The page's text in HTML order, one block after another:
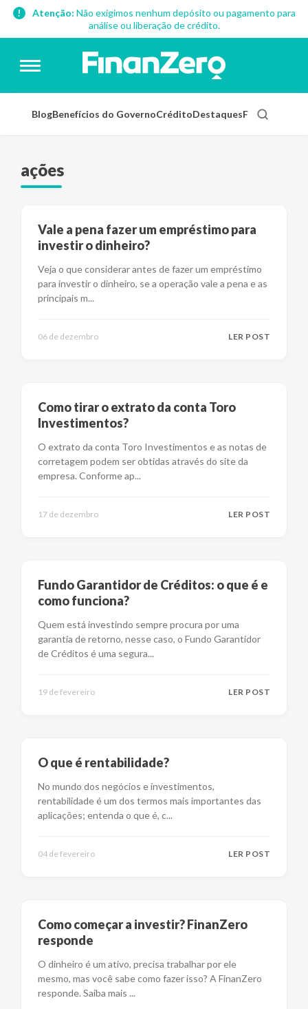
Atenção: Não exigimos nenhum depósito ou pagamento para
análise ou liberação de crédito.
BlogBenefícios do GovernoCréditoDestaquesFinanças
ações
Vale a pena fazer um empréstimo para
investir o dinheiro?
Veja o que considerar antes de fazer um empréstimo
para investir o dinheiro, se a operação vale a pena e as
principais m...
06 de dezembro LER POST
Como tirar o extrato da conta Toro
Investimentos?
O extrato da conta Toro Investimentos e as notas de
corretagem podem ser obtidas através do site da
empresa. Conforme ap...
17 de dezembro LER POST
Fundo Garantidor de Créditos: o que é e
como funciona?
Quem está investindo sempre procura por uma
garantia de retorno, nesse caso, o Fundo Garantidor
de Créditos é uma segura...
19 de fevereiro LER POST
O que é rentabilidade?
No mundo dos negócios e investimentos,
rentabilidade é um dos termos mais importantes das
aplicações; entenda o que é, c...
04 de fevereiro LER POST
Como começar a investir? FinanZero
responde
O dinheiro é um ativo, precisa trabalhar por ele
mesmo, mas você sabe como fazer isso? A FinanZero
responde. Saiba mais ...